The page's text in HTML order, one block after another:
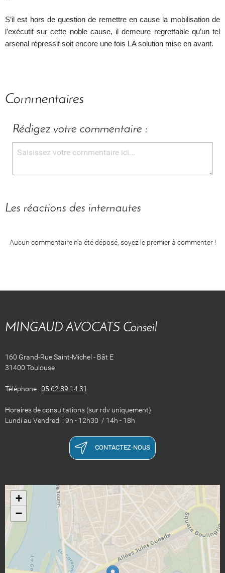
S’il est hors de question de remettre en cause la mobilisation de
l’exécutif sur cette noble cause, il demeure regrettable qu’un tel
arsenal répressif soit encore une fois LA solution mise en avant.
Commentaires
Rédigez votre commentaire :
Les réactions des internautes
Aucun commentaire n'a été déposé, soyez le premier à commenter !
MINGAUD AVOCATS Conseil
160 Grand-Rue Saint-Michel - Bât E
31400 Toulouse
Téléphone : 05 62 89 14 31
Horaires de consultations (sur rdv uniquement)
Lundi au Vendredi : 9h - 12h30 / 14h - 18h
CONTACTEZ-NOUS
+
−